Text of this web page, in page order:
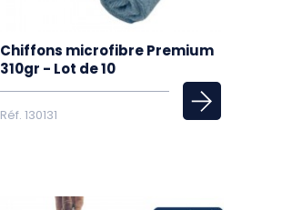
Chiffons microfibre Premium
310gr - Lot de 10
Réf. 130131